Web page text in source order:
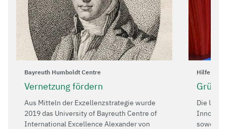
Bayreuth Humboldt Centre
Vernetzung fördern
Aus Mitteln der Exzellenzstrategie wurde
2019 das University of Bayreuth Centre of
International Excellence Alexander von
Hilfe bei
Die
sowohl